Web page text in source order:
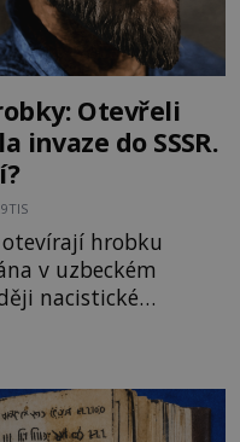
Otevřeli
invaze do SSSR.
hrobku
v uzbeckém
nacistické
a napadá
zarážející, že se
jde jen o fascinující